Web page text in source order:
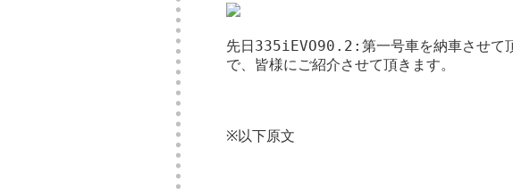
先日335iEVO90.2:第一号車を納車させて
で、皆様にご紹介させて頂きます。
※以下原文